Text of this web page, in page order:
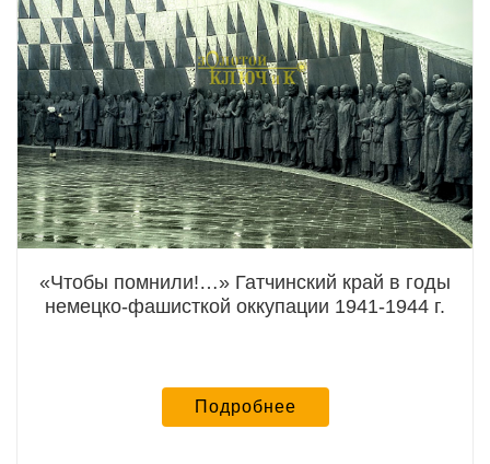
«Чтобы помнили!…» Гатчинский край в годы
немецко-фашисткой оккупации 1941-1944 г.
Подробнее